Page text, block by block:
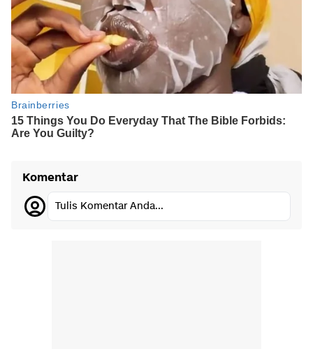
Komentar
Tulis Komentar Anda...